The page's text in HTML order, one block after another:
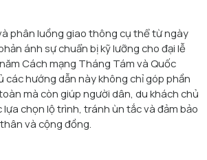
phân luồng giao thông cụ thể từ ngày
ánh sự chuẩn bị kỹ lưỡng cho đại lễ
Cách mạng Tháng Tám và Quốc
các hướng dẫn này không chỉ góp phần
mà còn giúp người dân, du khách chủ
chọn lộ trình, tránh ùn tắc và đảm bảo
và cộng đồng.